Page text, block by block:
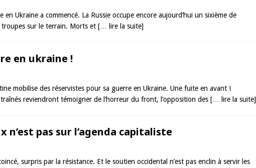
Ukraine a commencé. La Russie occupe encore aujourd’hui un sixième de
troupes sur le terrain. Morts et [… lire la suite]
en ukraine !
mobilise des réservistes pour sa guerre en Ukraine. Une fuite en avant !
reviendront témoigner de l’horreur du front, l’opposition des [… lire la suite]
n’est pas sur l’agenda capitaliste
surpris par la résistance. Et le soutien occidental n’est pas enclin à servir les